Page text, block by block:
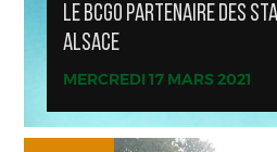
LE BCGO PARTENAIRE DES
ALSACE
MERCREDI 17 MARS 2021